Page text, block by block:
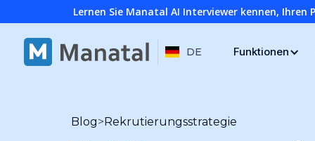
Lernen Sie Manatal AI Interviewer kennen,
DE Funktionen
Blog>Rekrutierungsstrategie